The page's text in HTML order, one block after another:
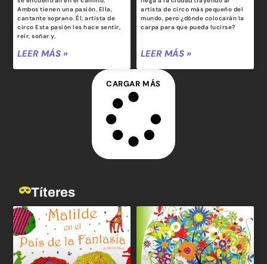
Ambos tienen una pasión. Ella,
cantante soprano. Él, artista de
circo Esta pasión les hace sentir,
reír, soñar y,
LEER MÁS »
artista de circo más pequeño del
mundo, pero ¿dónde colocarán la
carpa para que pueda lucirse?
LEER MÁS »
CARGAR MÁS
Títeres